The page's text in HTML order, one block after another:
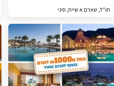
חו"ל, שארם א שייח, סיני